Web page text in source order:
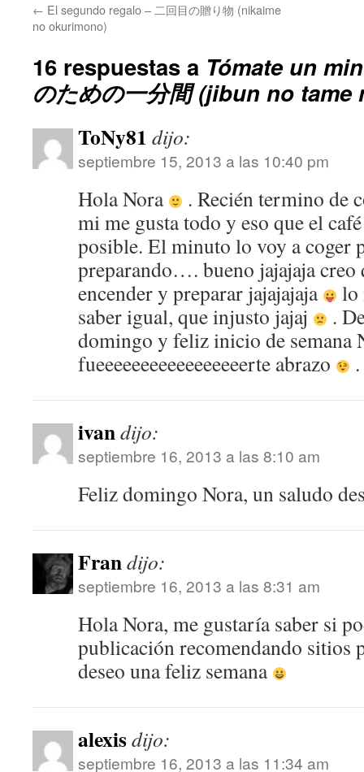
← El segundo regalo – 二回目の贈り物 (nikaime
no okurimono)
16 respuestas a Tómate un
のための一分間 (jibun no
ToNy81 dijo:
septiembre 15, 2013 a las 10:40 pm
Hola Nora
. Recién termino de
mi me gusta todo y eso que el
posible. El minuto lo voy a coger
preparando…. bueno jajajaja creo
encender y preparar jajajajaja
lo
saber igual, que injusto jajaj
.
domingo y feliz inicio de semana
fueeeeeeeeeeeeeeeeerte abrazo
.
ivandijo:
septiembre 16, 2013 a las 8:10 am
Feliz domingo Nora, un saludo
Frandijo:
septiembre 16, 2013 a las 8:31 am
Hola Nora, me gustaría saber si
publicación recomendando sitios
deseo una feliz semana
alexisdijo:
septiembre 16, 2013 a las 11:34 am